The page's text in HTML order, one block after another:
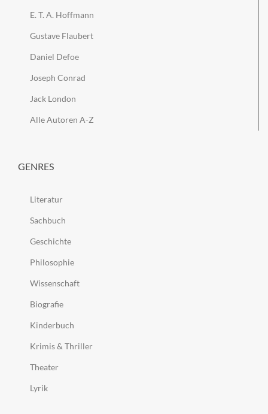
E. T. A. Hoffmann
Gustave Flaubert
Daniel Defoe
Joseph Conrad
Jack London
Alle Autoren A-Z
GENRES
Literatur
Sachbuch
Geschichte
Philosophie
Wissenschaft
Biografie
Kinderbuch
Krimis & Thriller
Theater
Lyrik